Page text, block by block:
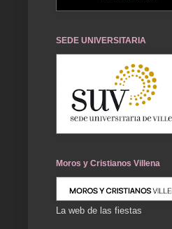
SEDE UNIVERSITARIA
Moros y Cristianos Villena
La web de las fiestas